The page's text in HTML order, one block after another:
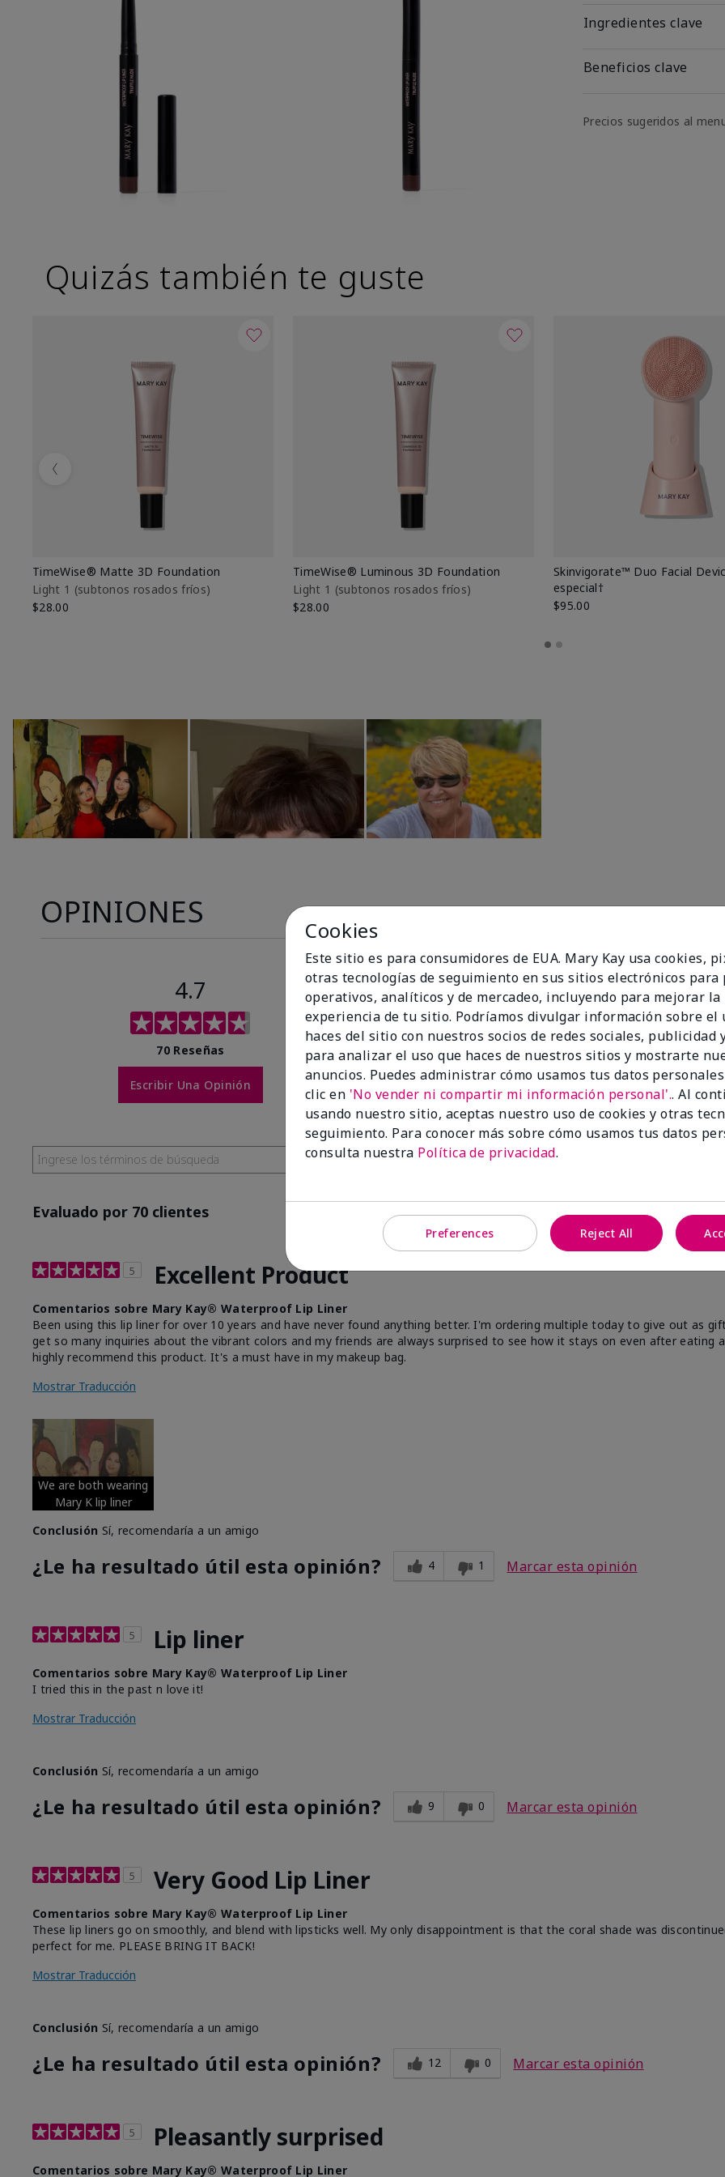
Ingredientes clave
Beneficios clave
Precios sugeridos al
Quizás también te guste
TimeWise® Matte 3D Foundation
Light 1​ (subtonos rosados fríos)
$28.00
TimeWise® Luminous 3D Foundation
Light 1​ (subtonos rosados fríos)
$28.00
Skinvigorate™ Duo Facial
especial†
$95.00
Previous
OPINIONES
4.7
70 Reseñas
Escribir Una Opinión
94%
de los encuestados
recomendaría a un
amigo.
Evaluado por 70 clientes
5 Excellent Product
Comentarios sobre Mary Kay® Waterproof Lip Liner
Been using this lip liner for over 10 years and have never found anything better. I'm ordering multiple today to give out as
get so many inquiries about the vibrant colors and my friends are always surprised to see how it stays on even after eating
highly recommend this product. It's a must have in my makeup bag.
Mostrar Traducción
We are both wearing
Mary K lip liner
Conclusión Sí, recomendaría a un amigo
¿Le ha resultado útil esta opinión? 4 1 Marcar esta opinión
5 Lip liner
Comentarios sobre Mary Kay® Waterproof Lip Liner
I tried this in the past n love it!
Mostrar Traducción
Conclusión Sí, recomendaría a un amigo
¿Le ha resultado útil esta opinión? 9 0 Marcar esta opinión
5 Very Good Lip Liner
Comentarios sobre Mary Kay® Waterproof Lip Liner
These lip liners go on smoothly, and blend with lipsticks well. My only disappointment is that the coral shade was
perfect for me. PLEASE BRING IT BACK!
Mostrar Traducción
Conclusión Sí, recomendaría a un amigo
¿Le ha resultado útil esta opinión? 12 0 Marcar esta opinión
5 Pleasantly surprised
Comentarios sobre Mary Kay® Waterproof Lip Liner
Cookies
Este sitio es para consumidores de EUA. Mary Kay usa cookies,
otras tecnologías de seguimiento en sus sitios electrónicos para
operativos, analíticos y de mercadeo, incluyendo para mejorar la
experiencia de tu sitio. Podríamos divulgar información sobre el
haces del sitio con nuestros socios de redes sociales, publicidad
para analizar el uso que haces de nuestros sitios y mostrarte
anuncios. Puedes administrar cómo usamos tus datos
clic en 'No vender ni compartir mi información personal'.. Al
usando nuestro sitio, aceptas nuestro uso de cookies y otras
seguimiento. Para conocer más sobre cómo usamos tus datos
consulta nuestra Política de privacidad.
Preferences Reject All